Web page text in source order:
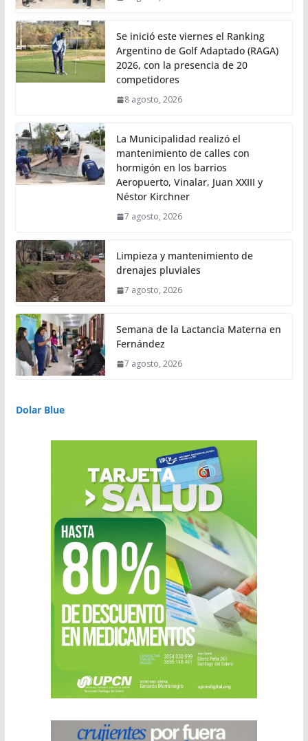
Se inició este viernes el Ranking
Argentino de Golf Adaptado (RAGA)
2026, con la presencia de 20
competidores
8 agosto, 2026
La Municipalidad realizó el
mantenimiento de calles con
hormigón en los barrios
Aeropuerto, Vinalar, Juan XXIII y
Néstor Kirchner
7 agosto, 2026
Limpieza y mantenimiento de
drenajes pluviales
7 agosto, 2026
Semana de la Lactancia Materna en
Fernández
7 agosto, 2026
Dolar Blue